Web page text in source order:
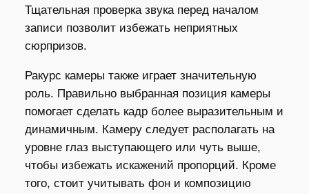
Тщательная проверка звука перед началом
записи позволит избежать неприятных
сюрпризов.
Ракурс камеры также играет значительную
роль. Правильно выбранная позиция камеры
помогает сделать кадр более выразительным и
динамичным. Камеру следует располагать на
уровне глаз выступающего или чуть выше,
чтобы избежать искажений пропорций. Кроме
того, стоит учитывать фон и композицию